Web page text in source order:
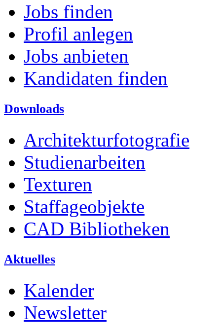
Jobs finden
Profil anlegen
Jobs anbieten
Kandidaten finden
Downloads
Architekturfotografie
Studienarbeiten
Texturen
Staffageobjekte
CAD Bibliotheken
Aktuelles
Kalender
Newsletter